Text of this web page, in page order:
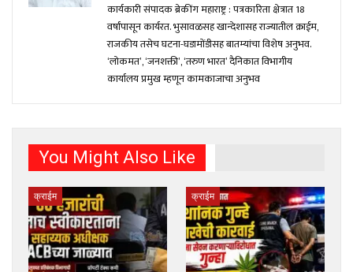
कार्यकारी संपादक ब्रेकींग महाराष्ट्र : पत्रकारिता क्षेत्रात 18
वर्षांपासून कार्यरत. भुसावळसह खान्देशासह राज्यातील क्राईम,
राजकीय तसेच घटना-घडामोंडीसह बातम्यांचा विशेष अनुभव.
‘लोकमत’, ‘जनशक्ती’, ‘तरुण भारत’ दैनिकात विभागीय
कार्यालय प्रमुख म्हणून कामकाजाचा अनुभव
You Might Also Like
क्राईम क्राईम